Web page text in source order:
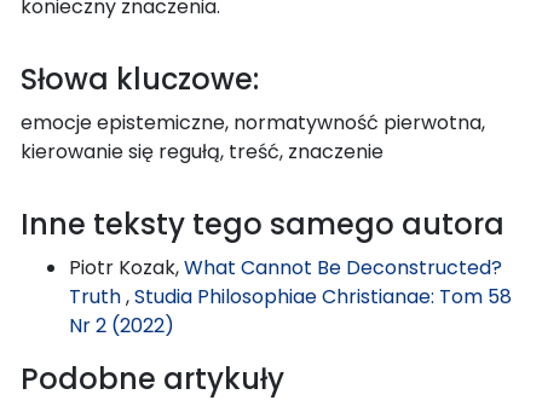
konieczny znaczenia.
Słowa kluczowe:
emocje epistemiczne, normatywność pierwotna,
kierowanie się regułą, treść, znaczenie
Inne teksty tego samego autora
Piotr Kozak,What Cannot Be Deconstructed?
Truth,Studia Philosophiae Christianae: Tom 58
Nr 2 (2022)
Podobne artykuły